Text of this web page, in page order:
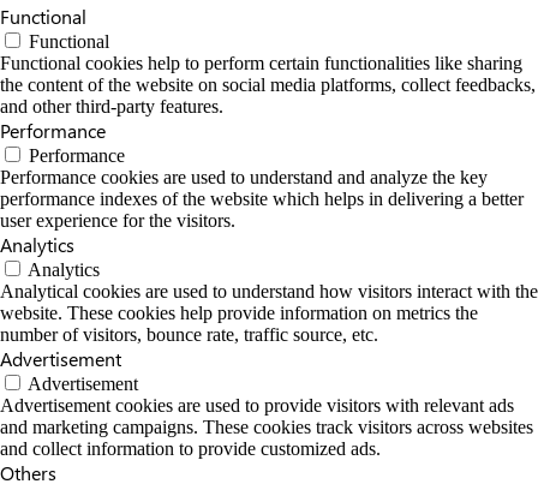
Functional
Functional
Functional cookies help to perform certain functionalities like sharing
the content of the website on social media platforms, collect feedbacks,
and other third-party features.
Performance
Performance
Performance cookies are used to understand and analyze the key
performance indexes of the website which helps in delivering a better
user experience for the visitors.
Analytics
Analytics
Analytical cookies are used to understand how visitors interact with the
website. These cookies help provide information on metrics the
number of visitors, bounce rate, traffic source, etc.
Advertisement
Advertisement
Advertisement cookies are used to provide visitors with relevant ads
and marketing campaigns. These cookies track visitors across websites
and collect information to provide customized ads.
Others